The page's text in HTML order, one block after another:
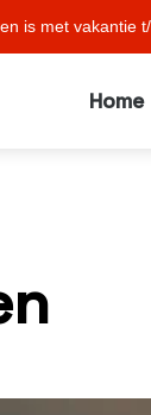
is met vakantie
Home